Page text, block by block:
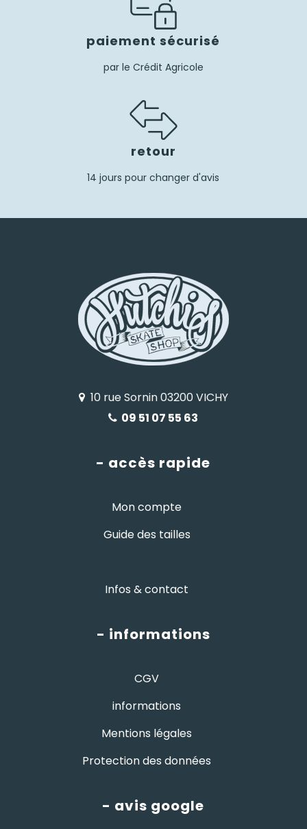
paiement sécurisé
par le Crédit Agricole
retour
14 jours pour changer d'avis
10 rue Sornin 03200 VICHY
09 51 07 55 63
- accès rapide
Mon compte
Guide des tailles
Infos & contact
- informations
CGV
informations
Mentions légales
Protection des données
- avis google